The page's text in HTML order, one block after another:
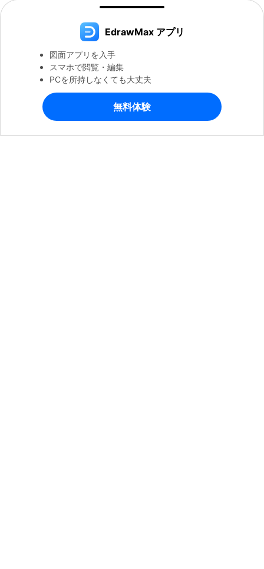
EdrawMax アプリ
図面アプリを入手
スマホで閲覧・編集
PCを所持しなくても大丈夫
無料体験